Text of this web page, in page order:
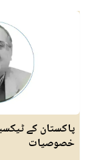
پاکستان کے
خصوصیات